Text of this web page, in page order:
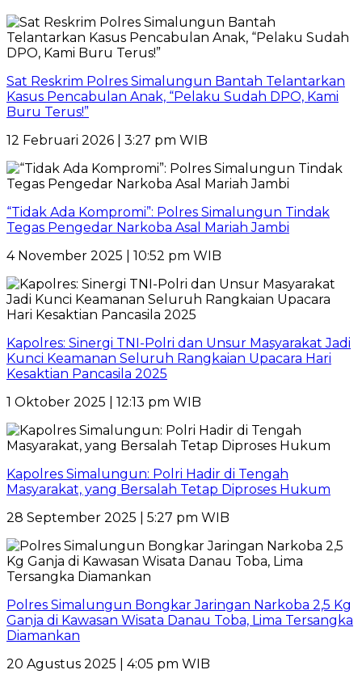
Sat Reskrim Polres Simalungun Bantah Telantarkan
Kasus Pencabulan Anak, “Pelaku Sudah DPO, Kami
Buru Terus!”
12 Februari 2026 | 3:27 pm WIB
“Tidak Ada Kompromi”: Polres Simalungun Tindak
Tegas Pengedar Narkoba Asal Mariah Jambi
4 November 2025 | 10:52 pm WIB
Kapolres: Sinergi TNI-Polri dan Unsur Masyarakat Jadi
Kunci Keamanan Seluruh Rangkaian Upacara Hari
Kesaktian Pancasila 2025
1 Oktober 2025 | 12:13 pm WIB
Kapolres Simalungun: Polri Hadir di Tengah
Masyarakat, yang Bersalah Tetap Diproses Hukum
28 September 2025 | 5:27 pm WIB
Polres Simalungun Bongkar Jaringan Narkoba 2,5 Kg
Ganja di Kawasan Wisata Danau Toba, Lima Tersangka
Diamankan
20 Agustus 2025 | 4:05 pm WIB